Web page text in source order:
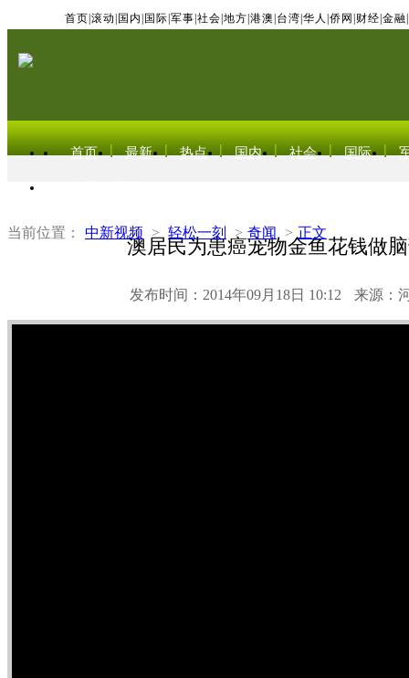
首页 滚动 国内 国际 军事 社会 地方 港澳 台湾 华人 侨网 财经 金融
首页 最新 热点 国内 社会 国际
当前位置： 中新视频 > 轻松一刻 > 奇闻 > 正文
澳居民为患癌宠物金鱼花钱做
发布时间：2014年09月18日 10:12 来源：